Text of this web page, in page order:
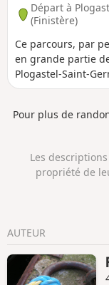
Départ à
(Finistère)
Ce parcours, par
en grande partie
Plogastel-Saint-
Germain. - Autour
Pour plus de
Les
propriété de
AUTEUR